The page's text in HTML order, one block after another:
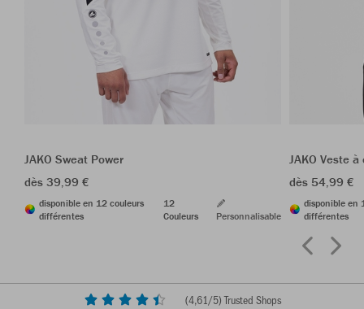
JAKO Sweat Power
dès 39,99 €
disponible en 12 couleurs
différentes
12
Couleurs
Personnalisable
JAKO Veste
dès 54,99 €
disponible en
différentes
(4,61/5) Trusted Shops